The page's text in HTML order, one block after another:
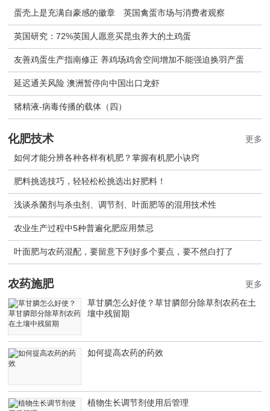
蛋壳上是充满自豪感的徽章 英国禽蛋市场与消费者观察
英国研究：72%英国人愿意买昆虫养大的土鸡蛋
友善鸡蛋生产指南修正 养鸡场鸡舍空间增加不能强迫换羽产蛋
延迟通关风险 澳洲暂停向中国出口龙虾
猪精液-病毒传播的载体（四）
化肥技术
如何才能分辨各种各样有机肥？掌握有机肥小诀窍
肥料挑选技巧，轻轻松松挑选出好肥料！
浅谈杀菌剂与杀虫剂、调节剂、叶面肥等的混用技术性
农业生产过程中5种普遍化肥应用禁忌
叶面肥与农药混配，要留意下列好多个要点，要不然白打了
更多
农药施肥
草甘膦怎么好使？草甘膦部分除草剂农药在土
壤中残留期
如何提高农药的药效
植物生长调节剂使用后管理
更多